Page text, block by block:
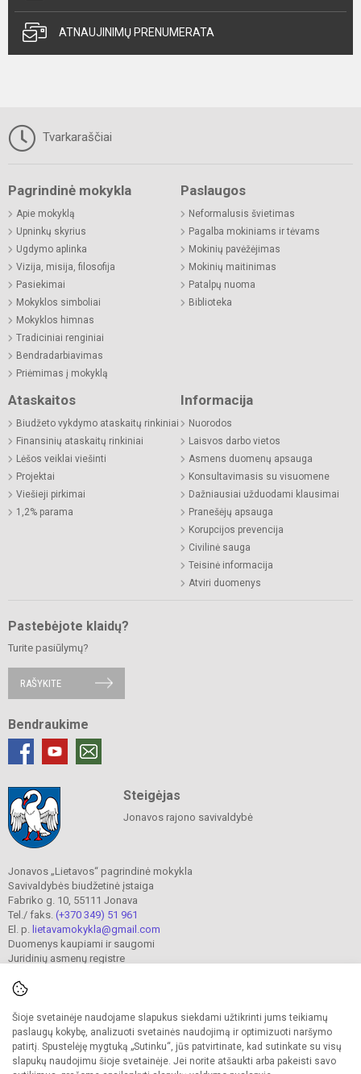
Šioje svetainėje naudojame slapukus siekdami užtikrinti jums teikiamų
paslaugų kokybę, analizuoti svetainės naudojimą ir optimizuoti naršymo
patirtį. Spustelėję mygtuką „Sutinku“, jūs patvirtinate, kad sutinkate su visų
slapukų naudojimu šioje svetainėje. Jei norite atšaukti arba pakeisti savo
ATNAUJINIMŲ PRENUMERATA
Tvarkaraščiai
Pagrindinė mokykla
Apie mokyklą
Upninkų skyrius
Ugdymo aplinka
Vizija, misija, filosofija
Pasiekimai
Mokyklos simboliai
Mokyklos himnas
Tradiciniai renginiai
Bendradarbiavimas
Priėmimas į mokyklą
Paslaugos
Neformalusis švietimas
Pagalba mokiniams ir tėvams
Mokinių pavėžėjimas
Mokinių maitinimas
Patalpų nuoma
Biblioteka
Ataskaitos
Biudžeto vykdymo ataskaitų rinkiniai
Finansinių ataskaitų rinkiniai
Lėšos veiklai viešinti
Projektai
Viešieji pirkimai
1,2% parama
Informacija
Nuorodos
Laisvos darbo vietos
Asmens duomenų apsauga
Konsultavimasis su visuomene
Dažniausiai užduodami klausimai
Pranešėjų apsauga
Korupcijos prevencija
Civilinė sauga
Teisinė informacija
Atviri duomenys
Pastebėjote klaidų?
Turite pasiūlymų?
RAŠYKITE
Bendraukime
Steigėjas
Jonavos rajono savivaldybė
Jonavos „Lietavos“ pagrindinė mokykla
Savivaldybės biudžetinė įstaiga
Fabriko g. 10, 55111 Jonava
Tel./ faks. (+370 349) 51 961
El. p. lietavamokykla@gmail.com
Duomenys kaupiami ir saugomi
Juridinių asmenų registre
© 2023. Jonavos Lietavos pagrindinė mokykla. Visos teisės saugomos.
Kopijuoti turinį be raštiško įstaigos administracijos sutikimo griežtai draudžiama.
Prieinamumo paraiška Slapukų valdymas